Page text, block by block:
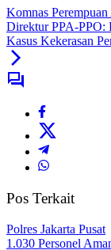
Komnas
Direktur PPA-PPO:
Kasus Kekerasan
Pos Terkait
Polres Jakarta Pusat
1.030 Personel